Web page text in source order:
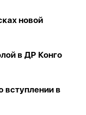
новой
в ДР Конго
вступлении в